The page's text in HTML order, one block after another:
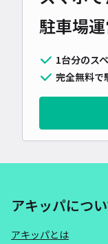
駐車場
1台分のス
完全無料で
アキッパにつ
アキッパとは